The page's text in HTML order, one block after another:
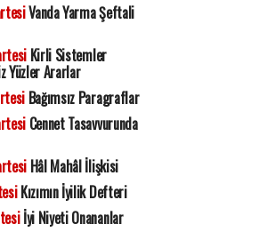
Vanda Yarma Şeftali
Kirli Sistemler
Yüzler Ararlar
Bağımsız Paragraflar
Cennet Tasavvurunda
Hâl Mahâl İlişkisi
Kızımın İyilik Defteri
İyi Niyeti Onananlar